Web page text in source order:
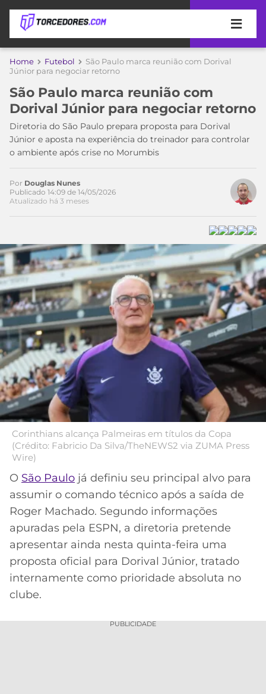
APOSTAS
DE
APOSTA
MELHORES
SITES
DE
APOSTAS
2026
BETBOOM
CÓDIGO
DE
INDICAÇÃO
BET365
CÓDIGO
BETANO
MELHORES
APPS
DE
APOSTAS
CASSINOS
ONLINE
MELHORES
CASSINOS
ONLINE
2026
COPA
DO
MUNDO
MEU
TIME
PALMEIRAS
CORINTHIANS
SÃO
PAULO
SANTOS
FLAMENGO
FLUMINENSE
VASCO
INTERNACIONAL
GRÊMIO
CAMPEONATOS
SÉRIE
A
LIBERTADORES
COPA
DO
BRASIL
PREMIER
LEAGUE
COPA
SUL-
LIGA
DOS
CAMPEÕES
LALIGA
ESPORTIVA
MERCADO
DA
BOLA
PALPITES
Home Futebol
São Paulo marca reunião com Dorival
Júnior para negociar retorno
São Paulo marca reunião com
Dorival Júnior para negociar retorno
Diretoria do São Paulo prepara proposta para Dorival
Júnior e aposta na experiência do treinador para controlar
o ambiente após crise no Morumbis
Por Douglas Nunes
Publicado 14:09 de 14/05/2026
Atualizado há 3 meses
Corinthians alcança Palmeiras em títulos da Copa
(Crédito: Fabricio Da Silva/TheNEWS2 via ZUMA Press
Wire)
O São Paulo já definiu seu principal alvo para
assumir o comando técnico após a saída de
Roger Machado. Segundo informações
apuradas pela ESPN, a diretoria pretende
apresentar ainda nesta quinta-feira uma
proposta oficial para Dorival Júnior, tratado
internamente como prioridade absoluta no
clube.
PUBLICIDADE